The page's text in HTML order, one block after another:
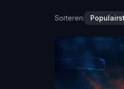
Sorteren: Populairst